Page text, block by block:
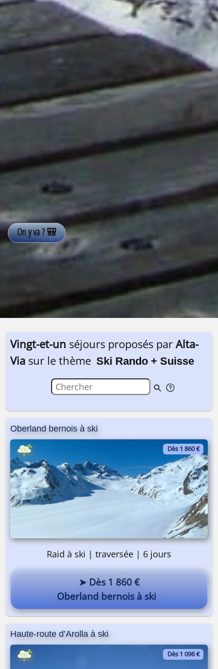
Vingt-et-un séjours proposés par Alta-
Via sur le thème Ski Rando + Suisse
Oberland bernois à ski
Dès 1 860 €
Raid à ski | traversée | 6 jours
➤ Dès 1 860 €
Oberland bernois à ski
Haute-route d’Arolla à ski
Dès 1 096 €